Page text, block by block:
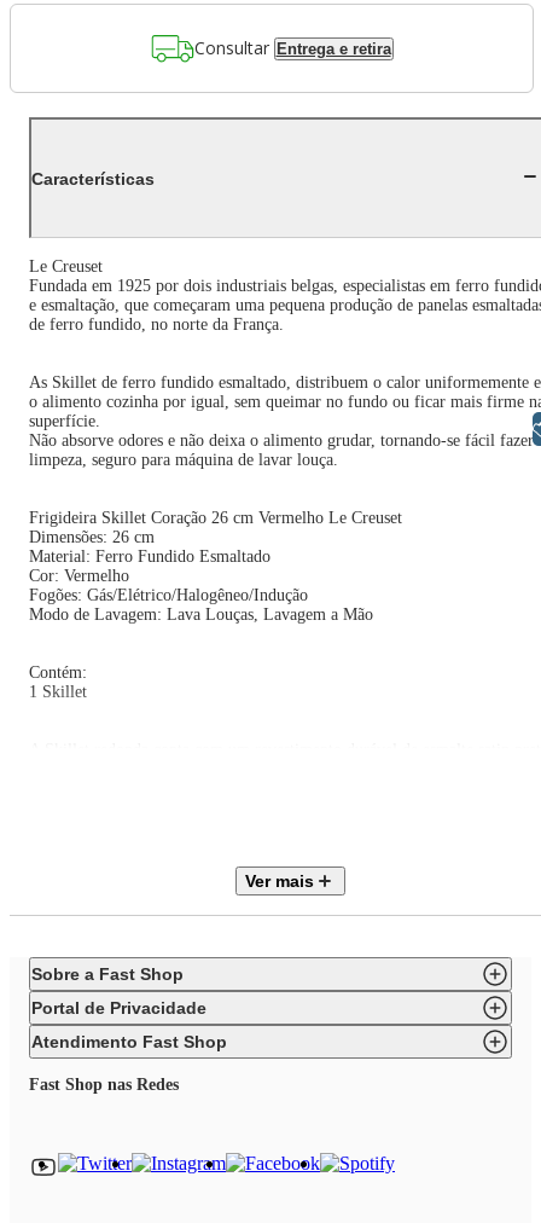
Consultar Entrega e retira
Características
Le Creuset
Fundada em 1925 por dois industriais belgas, especialistas em ferro
e esmaltação, que começaram uma pequena produção de panelas
de ferro fundido, no norte da França.
As Skillet de ferro fundido esmaltado, distribuem o calor uniformemente e
o alimento cozinha por igual, sem queimar no fundo ou ficar mais firme
superfície.
Não absorve odores e não deixa o alimento grudar, tornando-se fácil fazer
limpeza, seguro para máquina de lavar louça.
Frigideira Skillet Coração 26 cm Vermelho Le Creuset
Dimensões: 26 cm
Material: Ferro Fundido Esmaltado
Cor: Vermelho
Fogões: Gás/Elétrico/Halogêneo/Indução
Modo de Lavagem: Lava Louças, Lavagem a Mão
Contém:
1 Skillet
Ver mais
Sobre a Fast Shop
Portal de Privacidade
Atendimento Fast Shop
Fast Shop nas Redes